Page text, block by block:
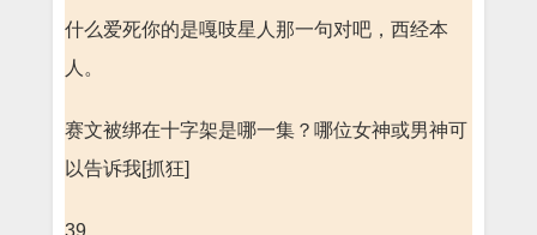
什么爱死你的是嘎吱星人那一句对吧，西经本
人。
赛文被绑在十字架是哪一集？哪位女神或男神可
以告诉我[抓狂]
39